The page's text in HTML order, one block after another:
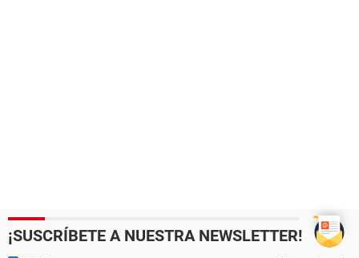
¡SUSCRÍBETE A NUESTRA NEWSLETTER!